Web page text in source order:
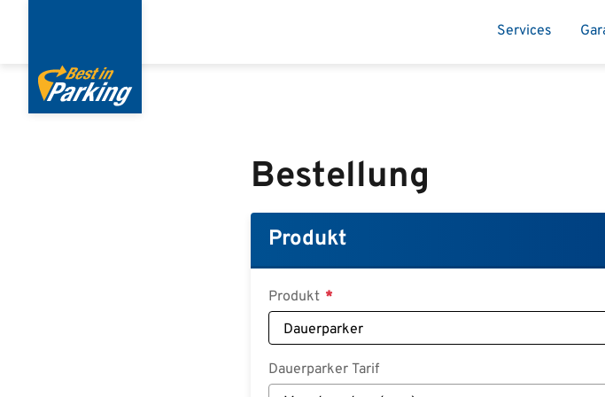
Services
Bestellung
Produkt
Produkt
Dauerparker Tarif